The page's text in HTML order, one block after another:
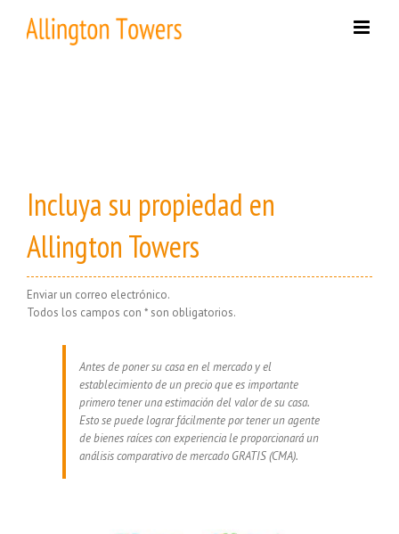
content
Incluya su propiedad en
Allington Towers
Enviar un correo electrónico.
Todos los campos con * son obligatorios.
Antes de poner su casa en el mercado y el
establecimiento de un precio que es importante
primero tener una estimación del valor de su casa.
Esto se puede lograr fácilmente por tener un agente
de bienes raíces con experiencia le proporcionará un
análisis comparativo de mercado GRATIS (CMA).